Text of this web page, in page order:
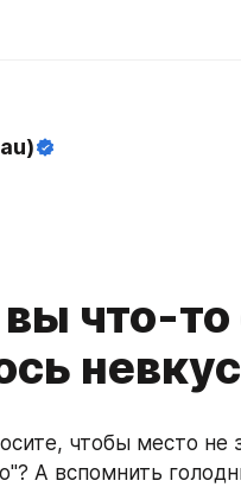
что-
чтобы место не
А вспомнить